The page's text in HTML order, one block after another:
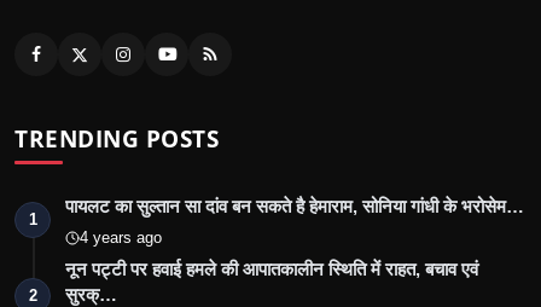
TRENDING POSTS
1
पायलट का सुल्तान सा दांव बन सकते है हेमाराम, सोनिया गांधी के भरोसेम…
4 years ago
2
नून पट्टी पर हवाई हमले की आपातकालीन स्थिति में राहत, बचाव एवं
सुरक्…